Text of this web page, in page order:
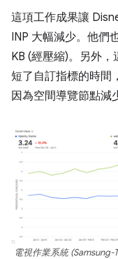
這項工作成果讓
INP 大幅減少。他們
KB (經壓縮)。另外
短了自訂指標的時間
因為空間導覽節點減
電視作業系統